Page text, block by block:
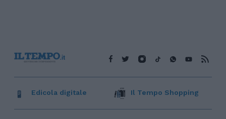
Edicola digitale Il Tempo Shopping